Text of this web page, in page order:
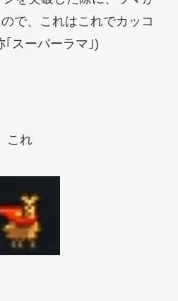
で、これはこれでカッコ
｢スーパーラマ｣)
これ